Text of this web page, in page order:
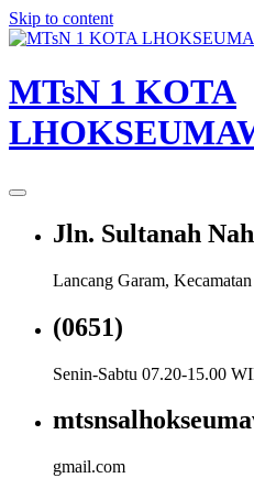
Skip to content
MTsN 1 KOTA
Jln. Sultanah
Lancang Garam,
(0651)
Senin-Sabtu 07.20-15.00
gmail.com